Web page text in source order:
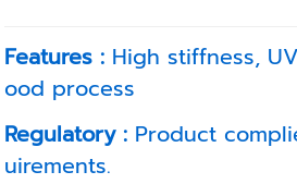
Features : High stiffness,
ood process
Regulatory : Product
uirements.